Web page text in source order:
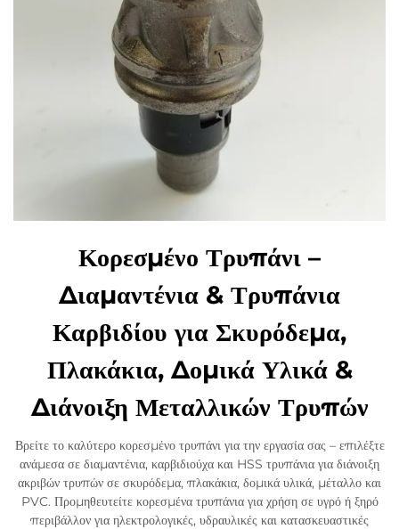
Κορεσμένο Τρυπάνι –
Διαμαντένια & Τρυπάνια
Καρβιδίου για Σκυρόδεμα,
Πλακάκια, Δομικά Υλικά &
Διάνοιξη Μεταλλικών Τρυπών
Βρείτε το καλύτερο κορεσμένο τρυπάνι για την εργασία σας – επιλέξτε
ανάμεσα σε διαμαντένια, καρβιδιούχα και HSS τρυπάνια για διάνοιξη
ακριβών τρυπών σε σκυρόδεμα, πλακάκια, δομικά υλικά, μέταλλο και
PVC. Προμηθευτείτε κορεσμένα τρυπάνια για χρήση σε υγρό ή ξηρό
περιβάλλον για ηλεκτρολογικές, υδραυλικές και κατασκευαστικές